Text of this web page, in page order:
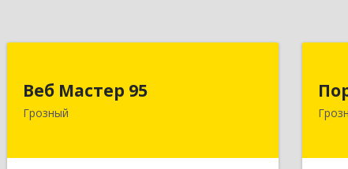
Веб Мастер 95
Грозный
364050, Чеченская Респ, Грозный г,